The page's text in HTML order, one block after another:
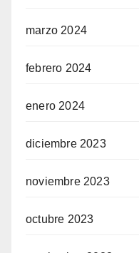
marzo 2024
febrero 2024
enero 2024
diciembre 2023
noviembre 2023
octubre 2023